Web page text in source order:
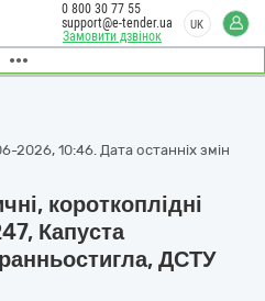
Замовити дзвінок
0 800 30 77 55
support@e-tender.ua
UK
10:46. Дата останніх змін
короткоплідні
Капуста
ДСТУ